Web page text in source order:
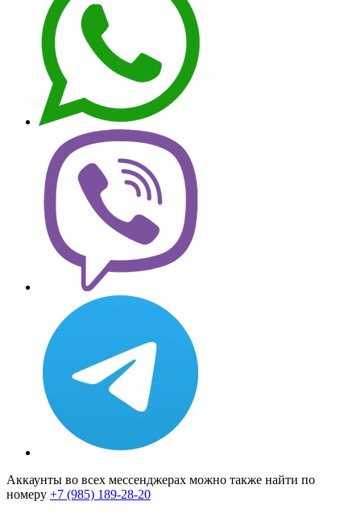
Аккаунты во всех мессенджерах можно также найти по
номеру +7 (985) 189-28-20